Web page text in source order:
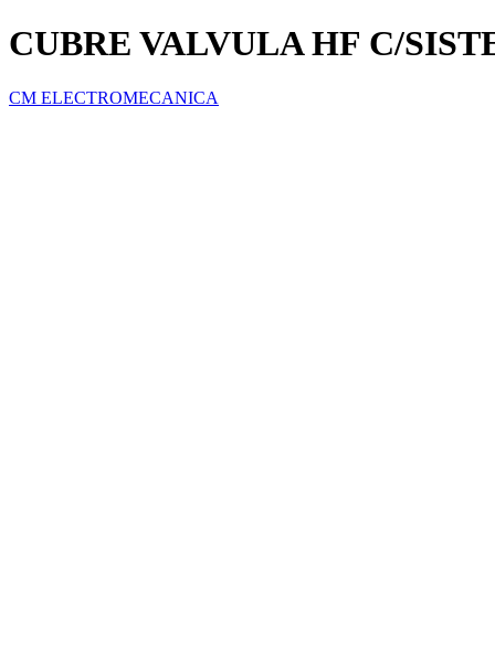
CUBRE VALVULA HF C/
CM ELECTROMECANICA